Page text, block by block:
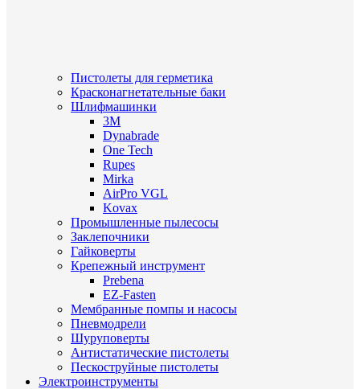
Пистолеты для герметика
Красконагнетательные баки
Шлифмашинки
3M
Dynabrade
One Tech
Rupes
Mirka
AirPro VGL
Kovax
Промышленные пылесосы
Заклепочники
Гайковерты
Крепежный инструмент
Prebena
EZ-Fasten
Мембранные помпы и насосы
Пневмодрели
Шуруповерты
Антистатические пистолеты
Пескоструйные пистолеты
Электроинструменты